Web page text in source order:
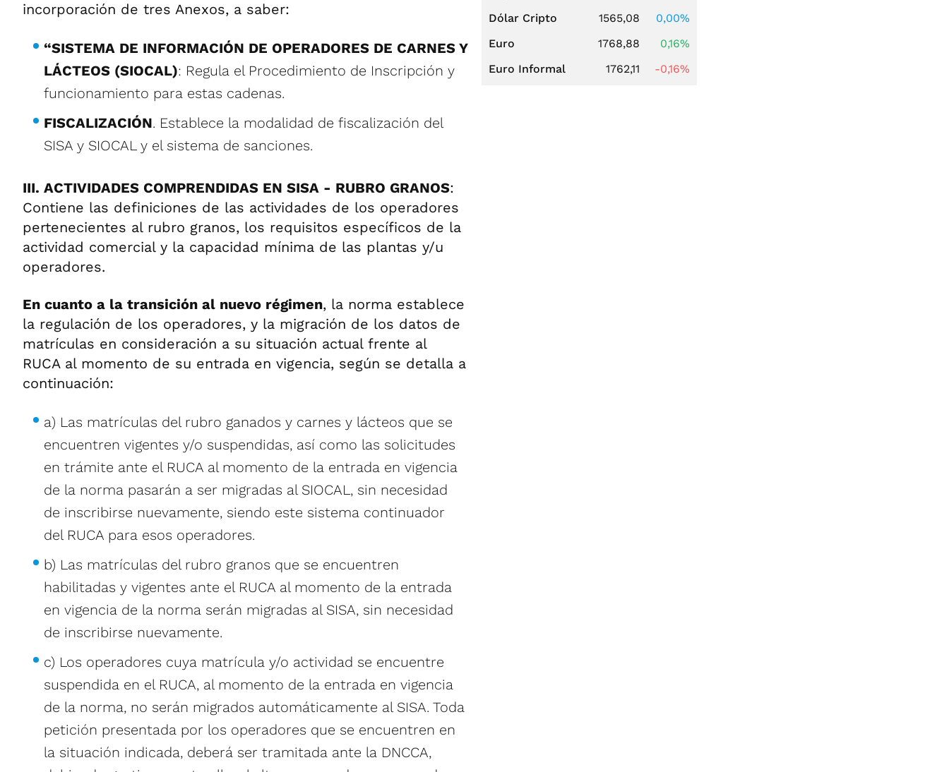
incorporación de tres Anexos, a saber:
“SISTEMA DE INFORMACIÓN DE OPERADORES DE CARNES Y
LÁCTEOS (SIOCAL): Regula el Procedimiento de Inscripción y
funcionamiento para estas cadenas.
FISCALIZACIÓN. Establece la modalidad de fiscalización del
SISA y SIOCAL y el sistema de sanciones.
III. ACTIVIDADES COMPRENDIDAS EN SISA - RUBRO GRANOS:
Contiene las definiciones de las actividades de los operadores
pertenecientes al rubro granos, los requisitos específicos de la
actividad comercial y la capacidad mínima de las plantas y/u
operadores.
En cuanto a la transición al nuevo régimen, la norma establece
la regulación de los operadores, y la migración de los datos de
matrículas en consideración a su situación actual frente al
RUCA al momento de su entrada en vigencia, según se detalla a
continuación:
a) Las matrículas del rubro ganados y carnes y lácteos que se
encuentren vigentes y/o suspendidas, así como las solicitudes
en trámite ante el RUCA al momento de la entrada en vigencia
de la norma pasarán a ser migradas al SIOCAL, sin necesidad
de inscribirse nuevamente, siendo este sistema continuador
del RUCA para esos operadores.
b) Las matrículas del rubro granos que se encuentren
habilitadas y vigentes ante el RUCA al momento de la entrada
en vigencia de la norma serán migradas al SISA, sin necesidad
de inscribirse nuevamente.
c) Los operadores cuya matrícula y/o actividad se encuentre
suspendida en el RUCA, al momento de la entrada en vigencia
de la norma, no serán migrados automáticamente al SISA. Toda
petición presentada por los operadores que se encuentren en
la situación indicada, deberá ser tramitada ante la DNCCA,
Dólar Cripto 1565,08
0,00%
Euro
1768,88
0,16%
Euro Informal
1762,11 -0,16%